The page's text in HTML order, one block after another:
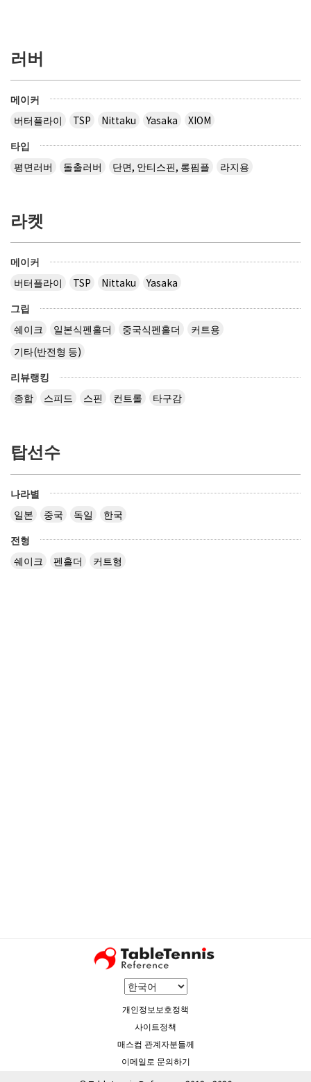
러버
메이커
버터플라이
TSP Nittaku Yasaka
XIOM
타입
평면러버
돌출러버 단면, 안티스핀, 롱핌플 라지용
라켓
메이커
버터플라이
TSP Nittaku
Yasaka
그립
쉐이크
일본식펜홀더 중국식펜홀더
커트용
기타(반전형 등)
리뷰랭킹
종합
스피드 스핀 컨트롤 타구감
탑선수
나라별
일본
중국 독일
한국
전형
쉐이크
펜홀더 커트형
개인정보보호정책
사이트정책
매스컴 관계자분들께
이메일로 문의하기